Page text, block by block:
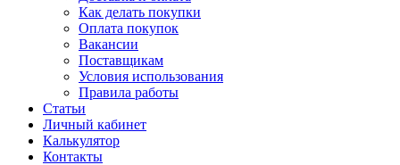
Как делать покупки
Оплата покупок
Вакансии
Поставщикам
Условия использования
Правила работы
Статьи
Личный кабинет
Калькулятор
Контакты